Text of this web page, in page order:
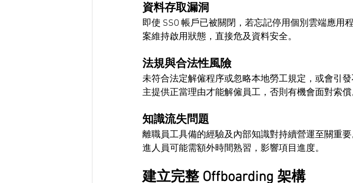
資料存取漏洞
即使 SSO 帳戶已被關閉，若忘記停用個別雲端應用
案維持啟用狀態，直接危及資料安全。
法規與合法性風險
未符合法定解僱程序或忽略本地勞工規定，或會引
主提供正當理由才能解僱員工，否則有機會面對索償
知識流失問題
離職員工具備的經驗及內部知識對持續營運至關重
進人員可能需額外時間熟習，影響項目進度。
建立完整 Offboarding 架構